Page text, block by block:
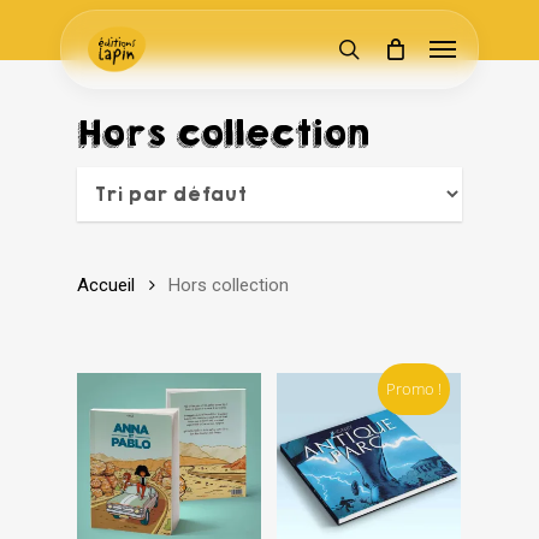
search
Menu
Hors collection
Accueil Hors collection
Promo !